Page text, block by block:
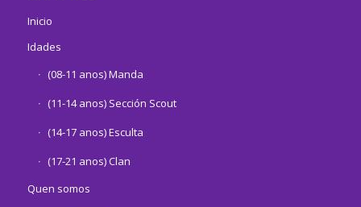
Inicio
Idades
(08-11 anos) Manda
(11-14 anos) Sección Scout
(14-17 anos) Esculta
(17-21 anos) Clan
Quen somos